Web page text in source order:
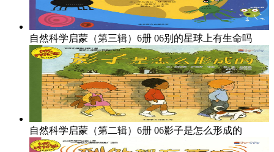
自然科学启蒙（第三辑）6册 06别的星球上有生命吗
自然科学启蒙（第二辑）6册 06影子是怎么形成的